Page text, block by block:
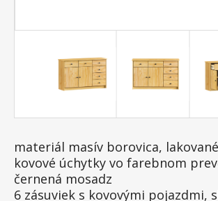
materiál masív borovica,
kovové úchytky vo farebnom
černená mosadz
6 zásuviek s kovovými pojazdmi,